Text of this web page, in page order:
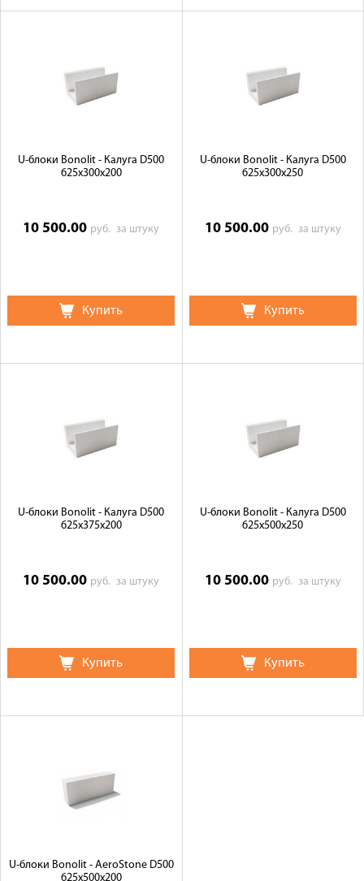
U-блоки Bonolit - Калуга D500
625х300х200
10 500.00 руб.за штуку
Купить
U-блоки Bonolit - Калуга D500
625х300х250
10 500.00 руб. за штуку
Купить
U-блоки Bonolit - Калуга D500
625х375х200
10 500.00 руб.за штуку
Купить
U-блоки Bonolit - Калуга D500
625х500х250
10 500.00 руб. за штуку
Купить
U-блоки Bonolit - AeroStone D500
625х500х200